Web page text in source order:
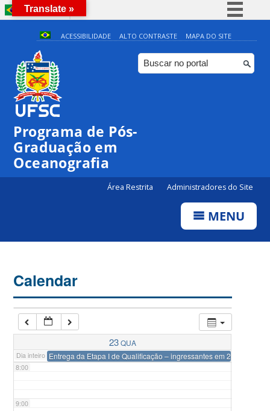
BRASIL
Simplifique!
Comunica BR
Participe
ACESSIBILIDADE ALTO CONTRASTE MAPA DO SITE
Programa de Pós-
Graduação em
Oceanografia
Área Restrita Administradores do Site
MENU
Calendar
23QUA
Dia inteiro Entrega da Etapa I de Qualificação – ingressantes em 2024-1
0:00
1:00
2:00
6:00
7:00
8:00
9:00
Translate »